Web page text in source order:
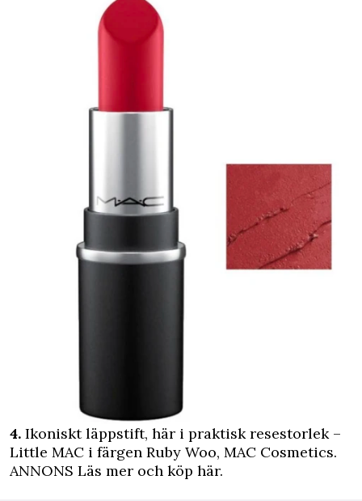
4. Ikoniskt läppstift, här i praktisk resestorlek –
Little MAC i färgen Ruby Woo, MAC Cosmetics.
ANNONS Läs mer och köp här.